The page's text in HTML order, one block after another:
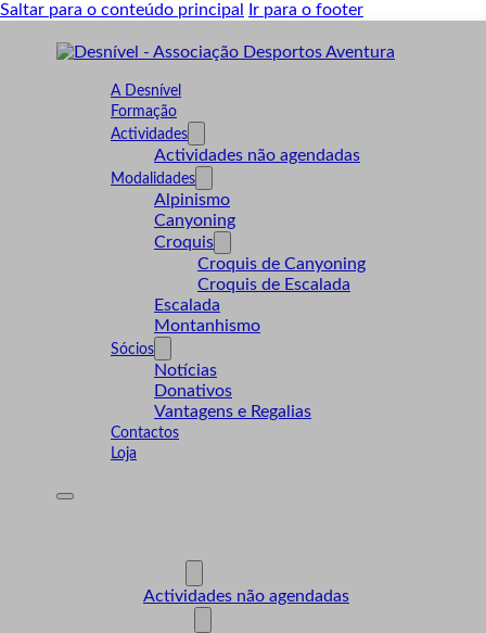
Saltar para o conteúdo principal Ir para o footer
A Desnível
Formação
Actividades
Actividades não agendadas
Modalidades
Alpinismo
Canyoning
Croquis
Croquis de Canyoning
Croquis de Escalada
Escalada
Montanhismo
Sócios
Notícias
Donativos
Vantagens e Regalias
Contactos
Loja
Actividades não agendadas